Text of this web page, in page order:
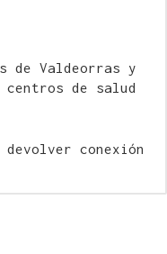
de Valdeorras y
de salud
conexión